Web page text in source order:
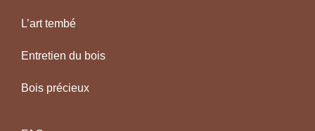
L’art tembé
Entretien du bois
Bois précieux